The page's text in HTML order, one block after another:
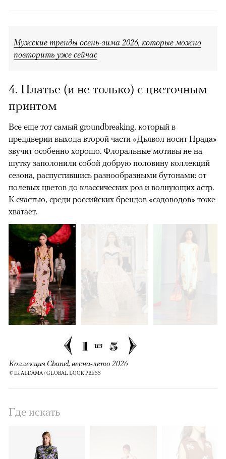
Мужские тренды осень-зима 2026, которые можно
повторить уже сейчас
4. Платье (и не только) с цветочным
принтом
Все еще тот самый groundbreaking, который в
преддверии выхода второй части «Дьявол носит Прада»
звучит особенно хорошо. Флоральные мотивы не на
шутку заполонили собой добрую половину коллекций
сезона, распустившись разнообразными бутонами: от
полевых цветов до классических роз и волнующих астр.
К счастью, среди российских брендов «садоводов» тоже
хватает.
1 из 5
Коллекция Chanel, весна-лето 2026
© IK ALDAMA / GLOBAL LOOK PRESS
Где искать